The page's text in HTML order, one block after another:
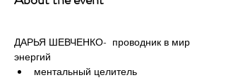
ДАРЬЯ ШЕВЧЕНКО-  проводник в мир
энергий
ментальный целитель